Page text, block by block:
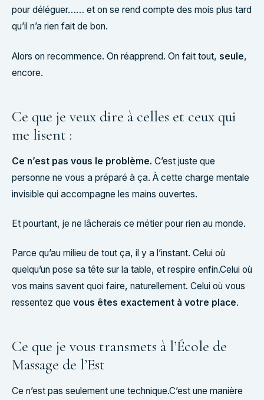
pour déléguer…… et on se rend compte des mois plus tard
qu’il n’a rien fait de bon.
Alors on recommence. On réapprend. On fait tout, seule,
encore.
Ce que je veux dire à celles et ceux qui
me lisent :
Ce n’est pas vous le problème. C’est juste que
personne ne vous a préparé à ça. À cette charge mentale
invisible qui accompagne les mains ouvertes.
Et pourtant, je ne lâcherais ce métier pour rien au monde.
Parce qu’au milieu de tout ça, il y a l’instant. Celui où
quelqu’un pose sa tête sur la table, et respire enfin.Celui où
vos mains savent quoi faire, naturellement. Celui où vous
ressentez que vous êtes exactement à votre place.
Ce que je vous transmets à l’École de
Massage de l’Est
Ce n’est pas seulement une technique.C’est une manière